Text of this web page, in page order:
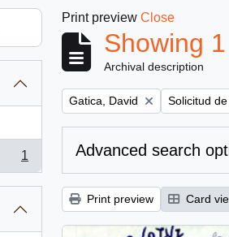
1
Print preview Close
Showing
Archival description
Remove filter:
Gatica, David Remove
Solicitud
Advanced search
Print preview Card